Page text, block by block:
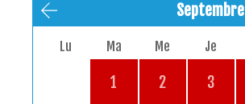
Septembre
Lu Ma Me Je
1 2 3